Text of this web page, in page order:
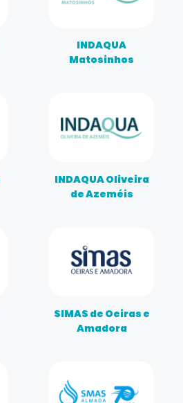
INDAQUA
Matosinhos
INDAQUA Oliveira
de Azeméis
SIMAS de Oeiras e
Amadora